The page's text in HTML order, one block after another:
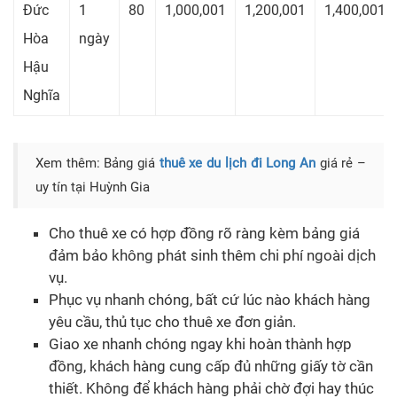
Đức
Hòa
Hậu
Nghĩa
1
ngày
80 1,000,001 1,200,001 1,400,001
Xem thêm: Bảng giá thuê xe du lịch đi Long Angiá rẻ –
uy tín tại Huỳnh Gia
Cho thuê xe có hợp đồng rõ ràng kèm bảng giá
đảm bảo không phát sinh thêm chi phí ngoài dịch
vụ.
Phục vụ nhanh chóng, bất cứ lúc nào khách hàng
yêu cầu, thủ tục cho thuê xe đơn giản.
Giao xe nhanh chóng ngay khi hoàn thành hợp
đồng, khách hàng cung cấp đủ những giấy tờ cần
thiết. Không để khách hàng phải chờ đợi hay thúc